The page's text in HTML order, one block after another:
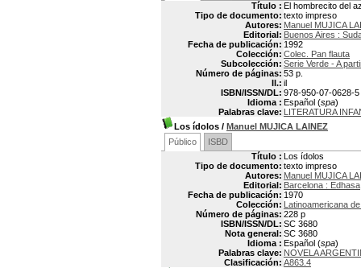
Título : El hombrecito del
Tipo de documento: texto impreso
Autores: Manuel MUJICA
Editorial: Buenos Aires :
Fecha de publicación: 1992
Colección: Colec. Pan flauta
Subcolección: Serie Verde - A
Número de páginas: 53 p.
Il.: il
ISBN/ISSN/DL: 978-950-07-0628-5
Idioma : Español (spa)
Palabras clave: LITERATURA
Los ídolos / Manuel MUJICA LAINEZ
Público
ISBD
Título : Los ídolos
Tipo de documento: texto impreso
Autores: Manuel MUJICA
Editorial: Barcelona : Edhasa
Fecha de publicación: 1970
Colección: Latinoamericana
Número de páginas: 228 p
ISBN/ISSN/DL: SC 3680
Nota general: SC 3680
Idioma : Español (spa)
Palabras clave: NOVELA
Clasificación: A863.4